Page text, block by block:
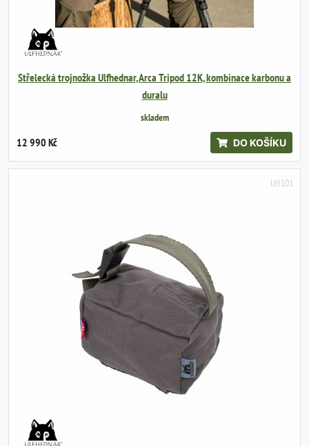
Střelecká trojnožka Ulfhednar, Arca Tripod 12K, kombinace karbonu a
duralu
skladem
12 990 Kč DO KOŠÍKU
UH101